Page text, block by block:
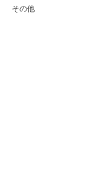
その他